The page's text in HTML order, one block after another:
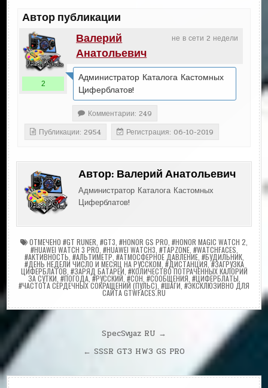
Автор публикации
не в сети 2 недели
Валерий
Анатольевич
2
Администратор Каталога Кастомных
Циферблатов!
Комментарии: 249
Публикации: 2954
Регистрация: 06-10-2019
Автор: Валерий Анатольевич
Администратор Каталога Кастомных
Циферблатов!
ОТМЕЧЕНО #GT RUNER #GT3 #HONOR GS PRO #HONOR MAGIC WATCH 2
#HUAWEI WATCH 3 PRO #HUAWEI WATCH3 #TAPZONE, #WATCHFACES
#АКТИВНОСТЬ #АЛЬТИМЕТР #АТМОСФЕРНОЕ ДАВЛЕНИЕ, #БУДИЛЬНИК,
#ДЕНЬ НЕДЕЛИ ЧИСЛО И МЕСЯЦ НА РУССКОМ #ДИСТАНЦИЯ ,#ЗАГРУЗКА
ЦИФЕРБЛАТОВ #ЗАРЯД БАТАРЕИ #КОЛИЧЕСТВО ПОТРАЧЕННЫХ КАЛОРИЙ
ЗА СУТКИ #ПОГОДА,#РУССКИЙ ,#СОН #СООБЩЕНИЯ #ЦИФЕРБЛАТЫ
#ЧАСТОТА СЕРДЕЧНЫХ СОКРАЩЕНИЙ (ПУЛЬС) #ШАГИ #ЭКСКЛЮЗИВНО ДЛЯ
САЙТА GTWFACES.RU
Навигация
по
записям
SpecSvyaz RU →
← SSSR GT3 HW3 GS PRO